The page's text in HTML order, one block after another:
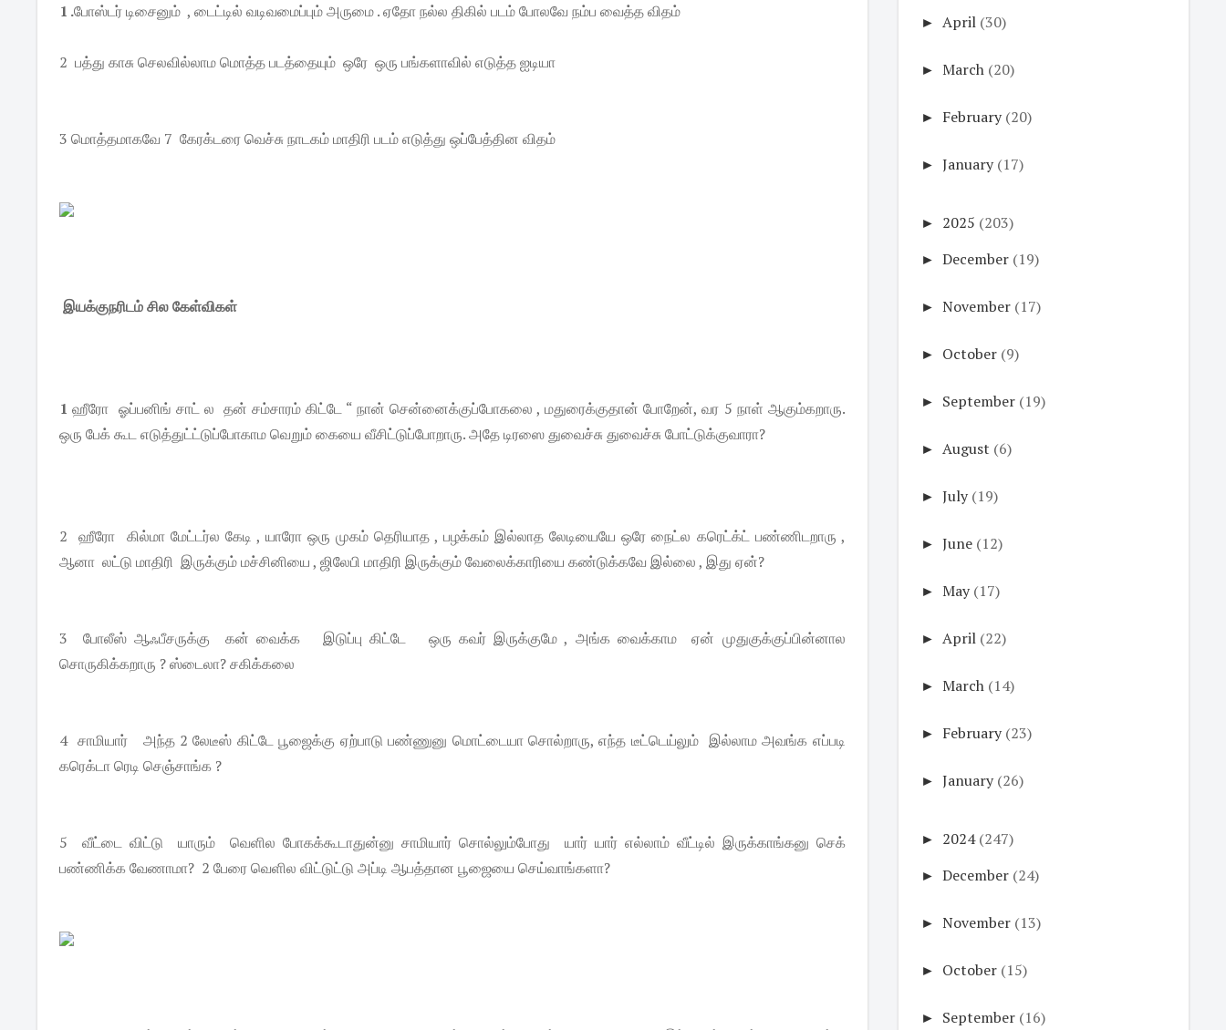
1 .போஸ்டர் டிசைனும் , டைட்டில் வடிவமைப்பும் அருமை . ஏதோ நல்ல திகில் படம் போலவே நம்ப வைத்த விதம்
2 பத்து காசு செலவில்லாம மொத்த படத்தையும் ஒரே ஒரு பங்களாவில் எடுத்த ஐடியா
3 மொத்தமாகவே 7 கேரக்டரை வெச்சு நாடகம் மாதிரி படம் எடுத்து ஒப்பேத்தின விதம்
இயக்குநரிடம் சில கேள்விகள்
1 ஹீரோ ஓப்பனிங் சாட் ல தன் சம்சாரம் கிட்டே “ நான் சென்னைக்குப்போகலை , மதுரைக்குதான் போறேன், வர 5 நாள் ஆகும்கறாரு.
ஒரு பேக் கூட எடுத்துட்ட்டுப்போகாம வெறும் கையை வீசிட்டுப்போறாரு. அதே டிரஸை துவைச்சு துவைச்சு போட்டுக்குவாரா?
2 ஹீரோ கில்மா மேட்டர்ல கேடி , யாரோ ஒரு முகம் தெரியாத , பழக்கம் இல்லாத லேடியையே ஒரே நைட்ல கரெட்க்ட் பண்ணிடறாரு ,
ஆனா லட்டு மாதிரி இருக்கும் மச்சினியை , ஜிலேபி மாதிரி இருக்கும் வேலைக்காரியை கண்டுக்கவே இல்லை , இது ஏன்?
3 போலீஸ் ஆஃபீசருக்கு கன் வைக்க இடுப்பு கிட்டே ஒரு கவர் இருக்குமே , அங்க வைக்காம ஏன் முதுகுக்குப்பின்னால
சொருகிக்கறாரு ? ஸ்டைலா? சகிக்கலை
4 சாமியார் அந்த 2 லேடீஸ் கிட்டே பூஜைக்கு ஏற்பாடு பண்ணுனு மொட்டையா சொல்றாரு, எந்த டீட்டெய்லும் இல்லாம அவங்க எப்படி
கரெக்டா ரெடி செஞ்சாங்க ?
5 வீட்டை விட்டு யாரும் வெளில போகக்கூடாதுன்னு சாமியார் சொல்லும்போது யார் யார் எல்லாம் வீட்டில் இருக்காங்கனு செக்
பண்ணிக்க வேணாமா? 2 பேரை வெளில விட்டுட்டு அப்டி ஆபத்தான பூஜையை செய்வாங்களா?
► April (30)
► March (20)
► February (20)
► January (17)
► 2025 (203)
► December (19)
► November (17)
► October (9)
► September (19)
► August (6)
► July (19)
► June (12)
► May (17)
► April (22)
► March (14)
► February (23)
► January (26)
► 2024 (247)
► December (24)
► November (13)
► October (15)
► September (16)